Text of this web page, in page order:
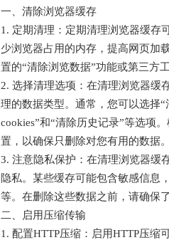
一、清除浏览器缓存
1. 定期清理：定期清理浏览器缓存
少浏览器占用的内存，提高网页加
置的“清除浏览数据”功能或第三方
2. 选择清理选项：在清理浏览器缓
理的数据类型。通常，您可以选择“
cookies”和“清除历史记录”等选项
置，以确保只删除对您有用的数据。
3. 注意隐私保护：在清理浏览器缓
隐私。某些缓存可能包含敏感信息
等。在删除这些数据之前，请确保
二、启用压缩传输
1. 配置HTTP压缩：启用HTTP压缩